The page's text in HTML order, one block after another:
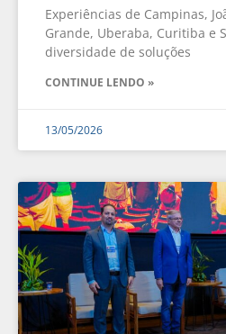
Experiências de Campinas,
Grande, Uberaba, Curitiba e
diversidade de soluções
CONTINUE LENDO »
13/05/2026